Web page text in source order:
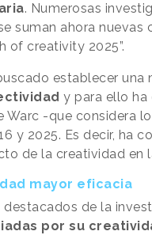
. Numerosas
suman ahora nuevas
of creativity 2025”.
establecer una
y para ello
Warc -que considera
y 2025. Es decir, ha
de la creatividad en
mayor eficacia
de la
por su